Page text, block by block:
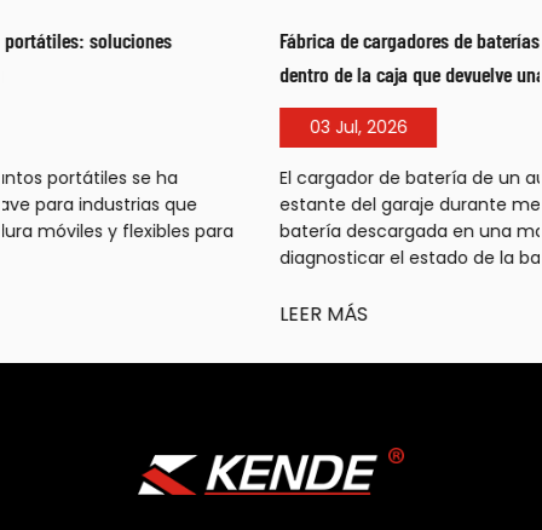
Fábrica de cargadores de baterías para automóviles: qué hay
dentro de la caja que devuelve una batería agotada
El cargador de batería de un automóvil permanece en el
estante del garaje durante meses y luego se fija a una
batería descargada en una mañana fría. Tiene que
diagnosticar el estado de la batería, ...